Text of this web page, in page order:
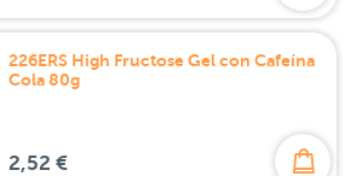
226ERS High Fructose Gel con Cafeína
Cola 80g
2,52 €